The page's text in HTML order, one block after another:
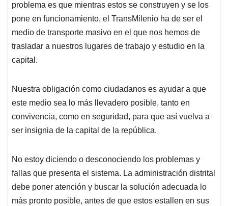
problema es que mientras estos se construyen y se los
pone en funcionamiento, el TransMilenio ha de ser el
medio de transporte masivo en el que nos hemos de
trasladar a nuestros lugares de trabajo y estudio en la
capital.
Nuestra obligación como ciudadanos es ayudar a que
este medio sea lo más llevadero posible, tanto en
convivencia, como en seguridad, para que así vuelva a
ser insignia de la capital de la república.
No estoy diciendo o desconociendo los problemas y
fallas que presenta el sistema. La administración distrital
debe poner atención y buscar la solución adecuada lo
más pronto posible, antes de que estos estallen en sus